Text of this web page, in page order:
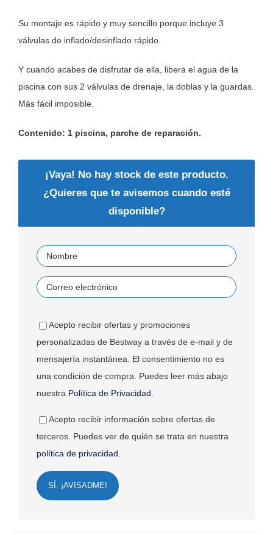
Su montaje es rápido y muy sencillo porque incluye 3
válvulas de inflado/desinflado rápido.
Y cuando acabes de disfrutar de ella, libera el agua de la
piscina con sus 2 válvulas de drenaje, la doblas y la guardas.
Más fácil imposible.
Contenido: 1 piscina, parche de reparación.
¡Vaya! No hay stock de este producto.
¿Quieres que te avisemos cuando esté
disponible?
Acepto recibir ofertas y promociones
personalizadas de Bestway a través de e-mail y de
mensajería instantánea. El consentimiento no es
una condición de compra. Puedes leer más abajo
nuestra Política de Privacidad
Acepto recibir información sobre ofertas de
terceros. Puedes ver de quién se trata en nuestra
política de privacidad
SÍ. ¡AVISADME!